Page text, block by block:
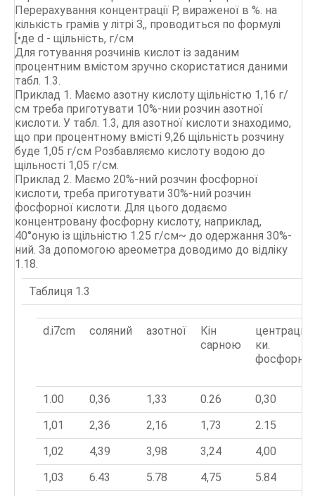
Перерахування концентрації Р, вираженої в %. на
кількість грамів у літрі З,, проводиться по формулі
[•де d - щільність, г/см
Для готування розчинів кислот із заданим
процентним вмістом зручно скористатися даними
табл. 1.3.
Приклад 1. Маємо азотну кислоту щільністю 1,16 г/
см треба приготувати 10%-нии розчин азотної
кислоти. У табл. 1.3, для азотної кислоти знаходимо,
що при процентному вмісті 9,26 щільність розчину
буде 1,05 г/см Розбавляємо кислоту водою до
щільності 1,05 г/см.
Приклад 2. Маємо 20%-ний розчин фосфорної
кислоти, треба приготувати 30%-ний розчин
фосфорної кислоти. Для цього додаємо
концентровану фосфорну кислоту, наприклад,
40°оную із щільністю 1.25 г/см~ до одержання 30%-
ний. За допомогою ареометра доводимо до відліку
1.18.
Таблиця 1.3
d.і7cm соляний азотної
Кін
сарною
центрация
ки.
фосфорної
1.00 0,36 1,33 0.26
0,30
1,01
2,36 2,16 1,73
2.15
1,02
4,39 3,98 3,24
4,00
1,03
6.43 5.78 4,75
5.84